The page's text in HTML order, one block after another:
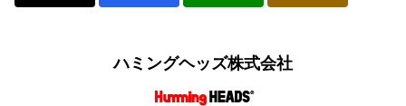
ハミングヘッズ株式会社